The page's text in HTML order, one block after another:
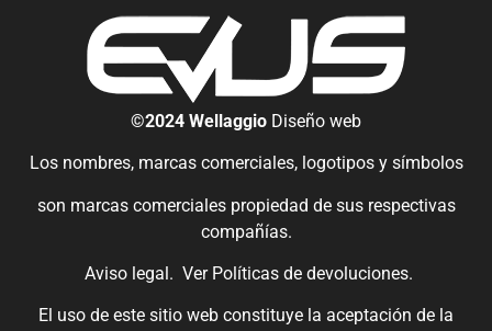
©2024 Wellaggio Diseño web
Los nombres, marcas comerciales, logotipos y símbolos
son marcas comerciales propiedad de sus respectivas
compañías.
Aviso legal. Ver Políticas de devoluciones.
El uso de este sitio web constituye la aceptación de la